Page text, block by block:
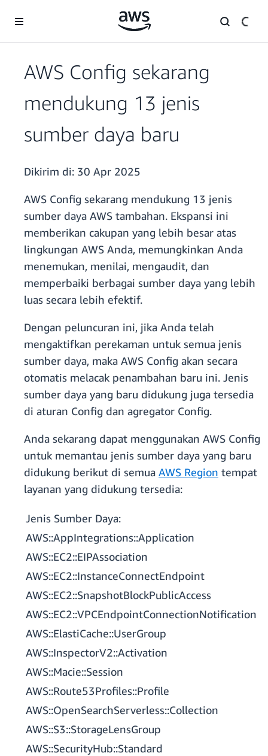
AWS Config sekarang
mendukung 13 jenis
sumber daya baru
Dikirim di: 30 Apr 2025
AWS Config sekarang mendukung 13 jenis
sumber daya AWS tambahan. Ekspansi ini
memberikan cakupan yang lebih besar atas
lingkungan AWS Anda, memungkinkan Anda
menemukan, menilai, mengaudit, dan
memperbaiki berbagai sumber daya yang lebih
luas secara lebih efektif.
Dengan peluncuran ini, jika Anda telah
mengaktifkan perekaman untuk semua jenis
sumber daya, maka AWS Config akan secara
otomatis melacak penambahan baru ini. Jenis
sumber daya yang baru didukung juga tersedia
di aturan Config dan agregator Config.
Anda sekarang dapat menggunakan AWS Config
untuk memantau jenis sumber daya yang baru
didukung berikut di semua AWS Region tempat
layanan yang didukung tersedia:
Jenis Sumber Daya:
AWS::AppIntegrations::Application
AWS::EC2::EIPAssociation
AWS::EC2::InstanceConnectEndpoint
AWS::EC2::SnapshotBlockPublicAccess
AWS::EC2::VPCEndpointConnectionNotification
AWS::ElastiCache::UserGroup
AWS::InspectorV2::Activation
AWS::Macie::Session
AWS::Route53Profiles::Profile
AWS::OpenSearchServerless::Collection
AWS::S3::StorageLensGroup
AWS::SecurityHub::Standard